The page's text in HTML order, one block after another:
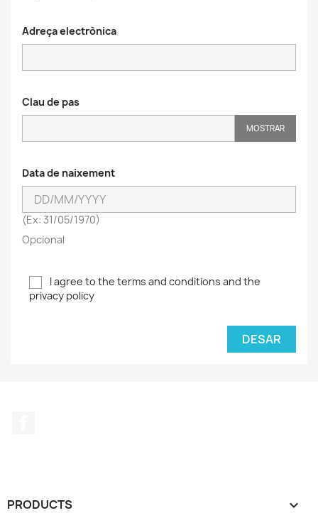
Adreça electrònica
Clau de pas
MOSTRAR
Data de naixement
(Ex: 31/05/1970)
Opcional
I agree to the terms and conditions and the
privacy policy
DESAR
PRODUCTS 